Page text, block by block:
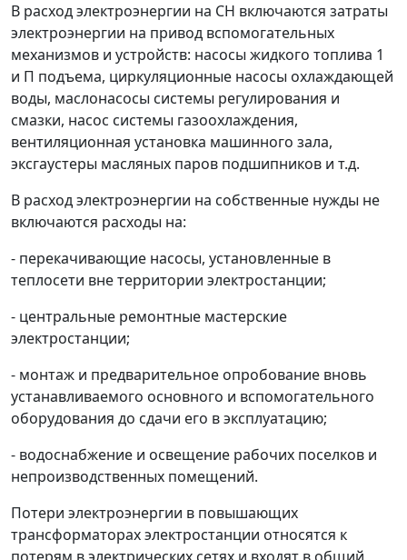
В расход электроэнергии на СН включаются затраты
электроэнергии на привод вспомогательных
механизмов и устройств: насосы жидкого топлива 1
и П подъема, циркуляционные насосы охлаждающей
воды, маслонасосы системы регулирования и
смазки, насос системы газоохлаждения,
вентиляционная установка машинного зала,
эксгаустеры масляных паров подшипников и т.д.
В расход электроэнергии на собственные нужды не
включаются расходы на:
- перекачивающие насосы, установленные в
теплосети вне территории электростанции;
- центральные ремонтные мастерские
электростанции;
- монтаж и предварительное опробование вновь
устанавливаемого основного и вспомогательного
оборудования до сдачи его в эксплуатацию;
- водоснабжение и освещение рабочих поселков и
непроизводственных помещений.
Потери электроэнергии в повышающих
трансформаторах электростанции относятся к